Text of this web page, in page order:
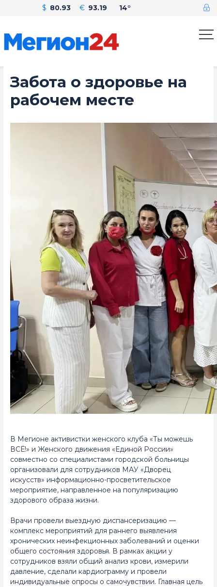
$ 80.93 € 93.19 14°
Забота о здоровье на
рабочем месте
В Мегионе активистки женского клуба «Ты можешь
ВСЁ!» и Женского движения «Единой России»
совместно со специалистами городской больницы
организовали для сотрудников МАУ «Дворец
искусств» информационно-просветительское
мероприятие, направленное на популяризацию
здорового образа жизни.
Врачи провели выездную диспансеризацию —
комплекс мероприятий для раннего выявления
хронических неинфекционных заболеваний и оценки
общего состояния здоровья. В рамках акции у
сотрудников взяли общий анализ крови, измерили
давление, сделали кардиограмму и провели
индивидуальные опросы о самочувствии. Главная цель